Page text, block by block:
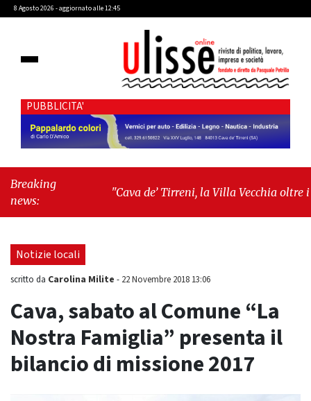
8 Agosto 2026 - aggiornato alle 12:45
PUBBLICITA'
Breaking
news:
"Cava de’ Tirreni, la Villa Vecchia oltre i
seduta consiliare: “Serve chiarezza!”"
Notizie locali
scritto da Carolina Milite - 22 Novembre 2018 13:06
Cava, sabato al Comune “La
Nostra Famiglia” presenta il
bilancio di missione 2017